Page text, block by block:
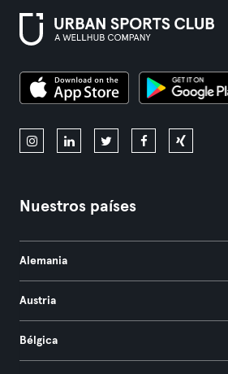
Nuestros países
Alemania
Austria
Bélgica